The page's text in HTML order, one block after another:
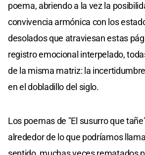
poema, abriendo a la vez la
convivencia armónica con los
desolados que atraviesan estas
registro emocional interpelado,
de la misma matriz: la
en el dobladillo del siglo.
Los poemas de "El susurro que
alrededor de lo que podríamos